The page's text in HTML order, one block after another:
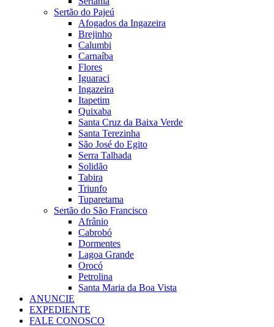
Sertão do Pajeú
Afogados da Ingazeira
Brejinho
Calumbi
Carnaíba
Flores
Iguaraci
Ingazeira
Itapetim
Quixaba
Santa Cruz da Baixa Verde
Santa Terezinha
São José do Egito
Serra Talhada
Solidão
Tabira
Triunfo
Tuparetama
Sertão do São Francisco
Afrânio
Cabrobó
Dormentes
Lagoa Grande
Orocó
Petrolina
Santa Maria da Boa Vista
ANUNCIE
EXPEDIENTE
FALE CONOSCO